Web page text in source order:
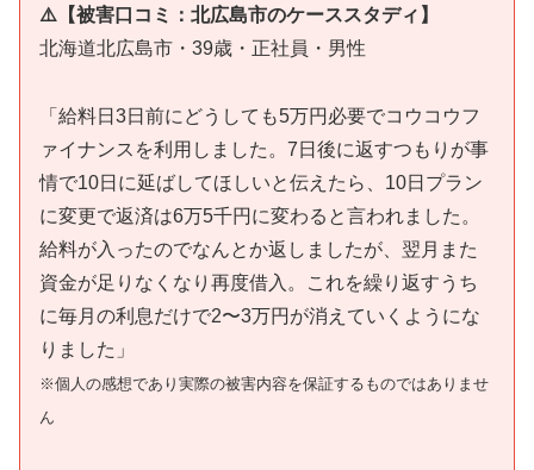
⚠️【被害口コミ：北広島市のケーススタディ】
北海道北広島市・39歳・正社員・男性
「給料日3日前にどうしても5万円必要でコウコウフ
ァイナンスを利用しました。7日後に返すつもりが事
情で10日に延ばしてほしいと伝えたら、10日プラン
に変更で返済は6万5千円に変わると言われました。
給料が入ったのでなんとか返しましたが、翌月また
資金が足りなくなり再度借入。これを繰り返すうち
に毎月の利息だけで2〜3万円が消えていくようにな
りました」
※個人の感想であり実際の被害内容を保証するものではありませ
ん